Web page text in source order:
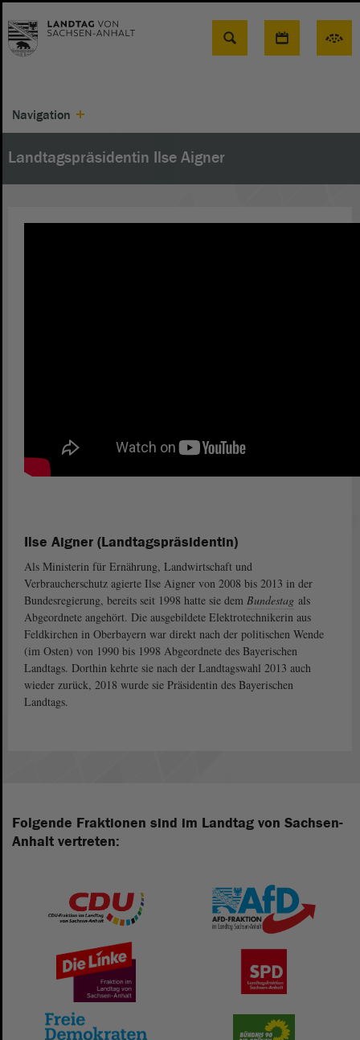
Suche
Navigation
Landtagspräsidentin Ilse Aigner
Ilse Aigner (Landtagspräsidentin)
Als Ministerin für Ernährung, Landwirtschaft und
Verbraucherschutz agierte Ilse Aigner von 2008 bis 2013 in der
Bundesregierung, bereits seit 1998 hatte sie dem Bundestag als
Abgeordnete angehört. Die ausgebildete Elektrotechnikerin aus
Feldkirchen in Oberbayern war direkt nach der politischen Wende
(im Osten) von 1990 bis 1998 Abgeordnete des Bayerischen
Landtags. Dorthin kehrte sie nach der Landtagswahl 2013 auch
wieder zurück, 2018 wurde sie Präsidentin des Bayerischen
Landtags.
Folgende Fraktionen sind im Landtag von Sachsen-
Anhalt vertreten: